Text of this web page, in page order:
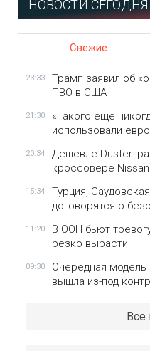
НОВОСТИ СЕГОДНЯ
Свежие
23:33
Трамп заявил об
ПВО в США
21:30
«Такого еще
использовали
20:34
Дешевле Duster:
кроссовере
15:34
Турция,
договорятся о
11:20
В ООН бьют
резко вырасти
09:30
Очередная модель
вышла из-под
Все